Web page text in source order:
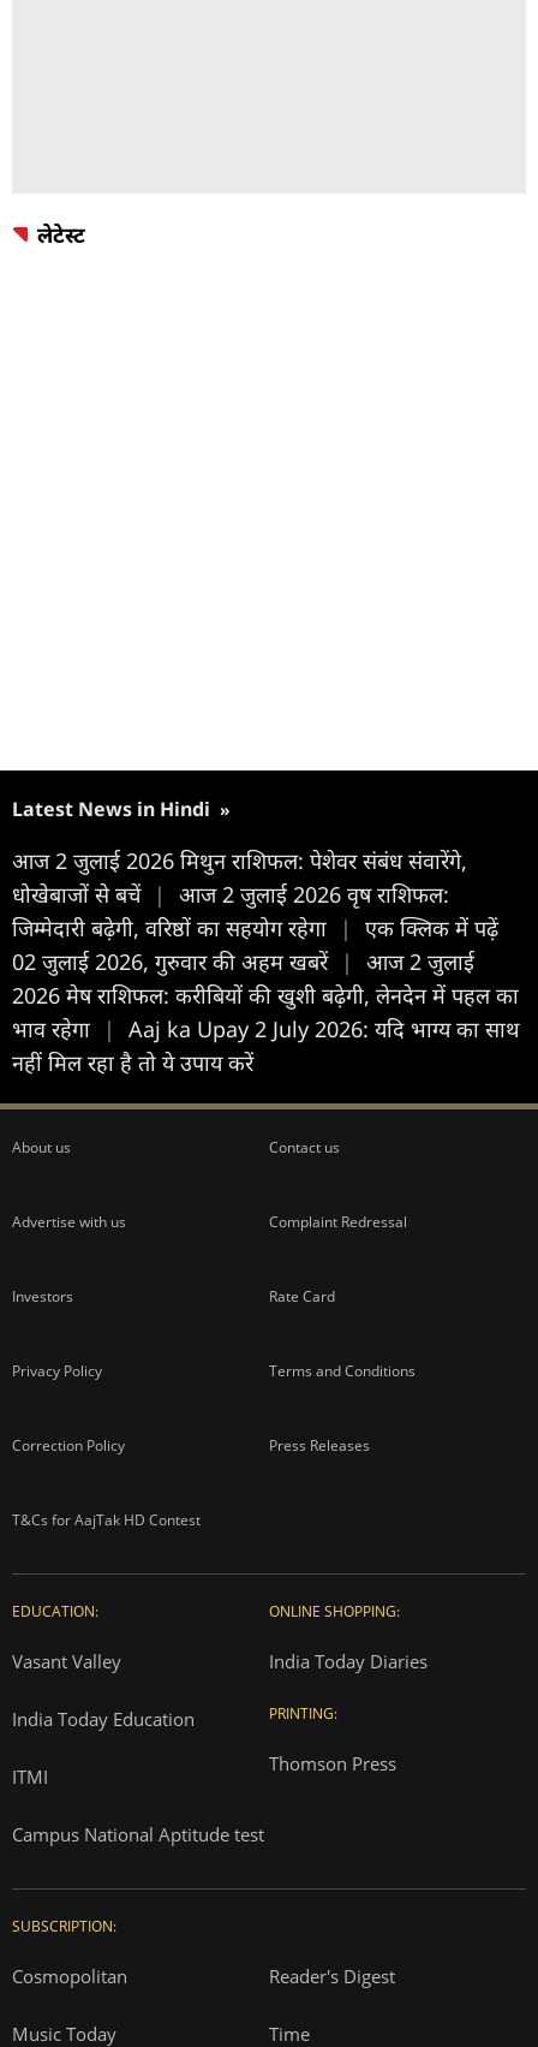
लेटेस्ट
Latest News in Hindi »
आज 2 जुलाई 2026 मिथुन राशिफल: पेशेवर संबंध संवारेंगे,
धोखेबाजों से बचें |
आज 2 जुलाई 2026 वृष राशिफल:
जिम्मेदारी बढ़ेगी, वरिष्ठों का सहयोग रहेगा
|
एक क्लिक में पढ़ें
02 जुलाई 2026, गुरुवार की अहम खबरें |
आज 2 जुलाई
2026 मेष राशिफल: करीबियों की खुशी बढ़ेगी, लेनदेन में पहल का
भाव रहेगा
|
Aaj ka Upay 2 July 2026: यदि भाग्य का साथ
नहीं मिल रहा है तो ये उपाय करें
About us Contact us
Advertise with us Complaint Redressal
Investors Rate Card
Privacy Policy Terms and Conditions
Correction Policy Press Releases
T&Cs for AajTak HD Contest
EDUCATION:
Vasant Valley
India Today Education
ITMI
Campus National Aptitude test
ONLINE SHOPPING:
India Today Diaries
PRINTING:
Thomson Press
SUBSCRIPTION:
Cosmopolitan Reader's Digest
Music Today Time